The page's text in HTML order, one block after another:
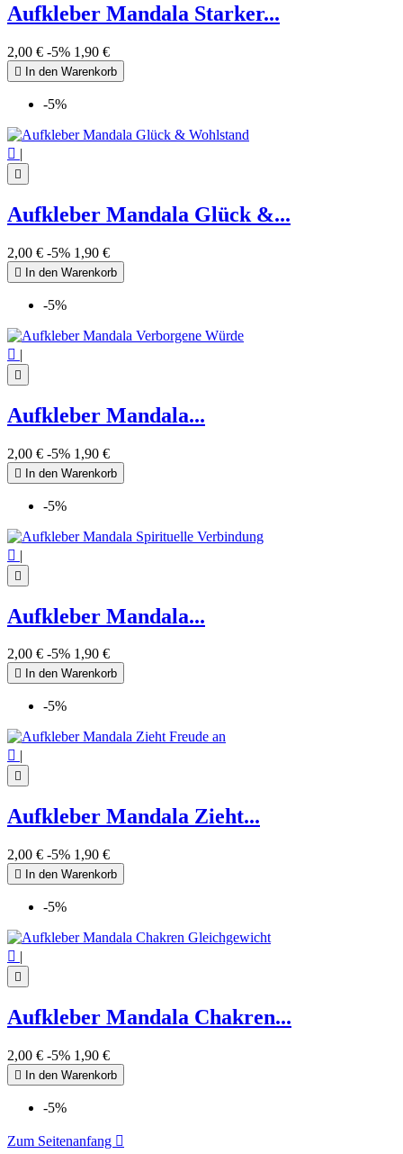
Aufkleber Mandala Starker...
2,00 € -5% 1,90 €
 In den Warenkorb
-5%
 |

Aufkleber Mandala Glück &...
2,00 € -5% 1,90 €
 In den Warenkorb
-5%
 |

Aufkleber Mandala...
2,00 € -5% 1,90 €
 In den Warenkorb
-5%
 |

Aufkleber Mandala...
2,00 € -5% 1,90 €
 In den Warenkorb
-5%
 |

Aufkleber Mandala Zieht...
2,00 € -5% 1,90 €
 In den Warenkorb
-5%
 |

Aufkleber Mandala Chakren...
2,00 € -5% 1,90 €
 In den Warenkorb
-5%
Zum Seitenanfang 